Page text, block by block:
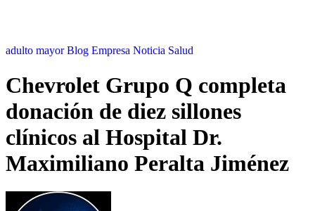
adulto mayorBlog Empresa Noticia Salud
Chevrolet Grupo Q completa
donación de diez sillones
clínicos al Hospital Dr.
Maximiliano Peralta Jiménez